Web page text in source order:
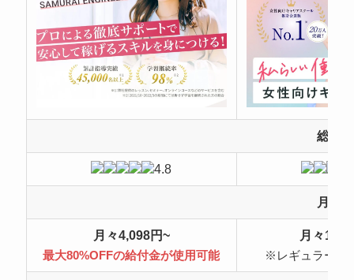
総合
4.8
月額
月々4,098円~
最大80%OFFの給付金が使用可能
月々
※レギュラープ